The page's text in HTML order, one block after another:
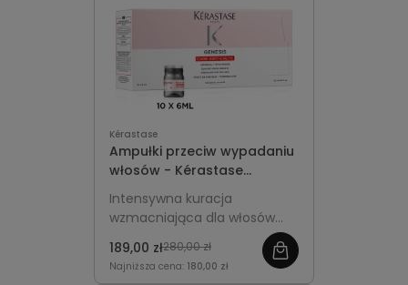
Kérastase
Ampułki przeciw wypadaniu
włosów - Kérastase
Genesis Kuracja
Wzmacniająca 10x6ml
Intensywna kuracja
wzmacniająca dla włosów
przerzedzających się.
Wzmacnia cebulki, ogranicza
189,00 zł280,00 zł
Najniższa cena: 180,00 zł